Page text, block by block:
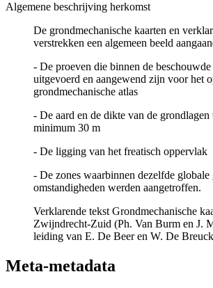
Algemene beschrijving herkomst
De grondmechanische kaarten en
verstrekken een algemeen beeld
- De proeven die binnen de
uitgevoerd en aangewend zijn voor het
grondmechanische atlas
- De aard en de dikte van de grondlagen
minimum 30 m
- De ligging van het freatisch oppervlak
- De zones waarbinnen dezelfde globale
omstandigheden werden aangetroffen.
Verklarende tekst Grondmechanische
Zwijndrecht-Zuid (Ph. Van Burm en J.
leiding van E. De Beer en W. De
Meta-metadata